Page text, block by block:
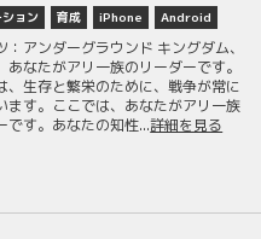
ョン 育成 iPhone Android
：アンダーグラウンド キングダム、
あなたがアリ一族のリーダーです。
、生存と繁栄のために、戦争が常に
ます。ここでは、あなたがアリ一族
です。あなたの知性...詳細を見る